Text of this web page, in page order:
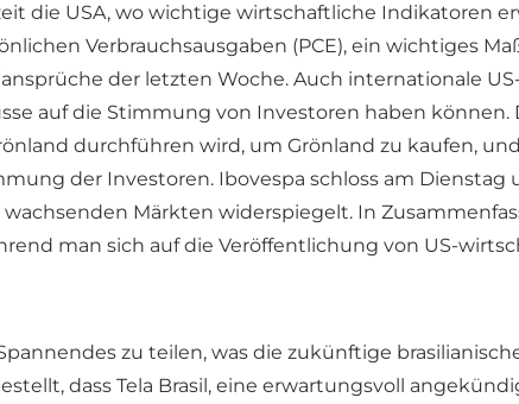
die USA, wo wichtige wirtschaftliche Indikatoren
Verbrauchsausgaben (PCE), ein wichtiges
der letzten Woche. Auch internationale
auf die Stimmung von Investoren haben
durchführen wird, um Grönland zu kaufen,
der Investoren. Ibovespa schloss am Dienstag
Märkten widerspiegelt. In
man sich auf die Veröffentlichung von US-
zu teilen, was die zukünftige
dass Tela Brasil, eine erwartungsvoll